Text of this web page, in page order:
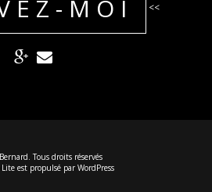
MOI <<
Tous droits réservés
Liteest propulsé par WordPress